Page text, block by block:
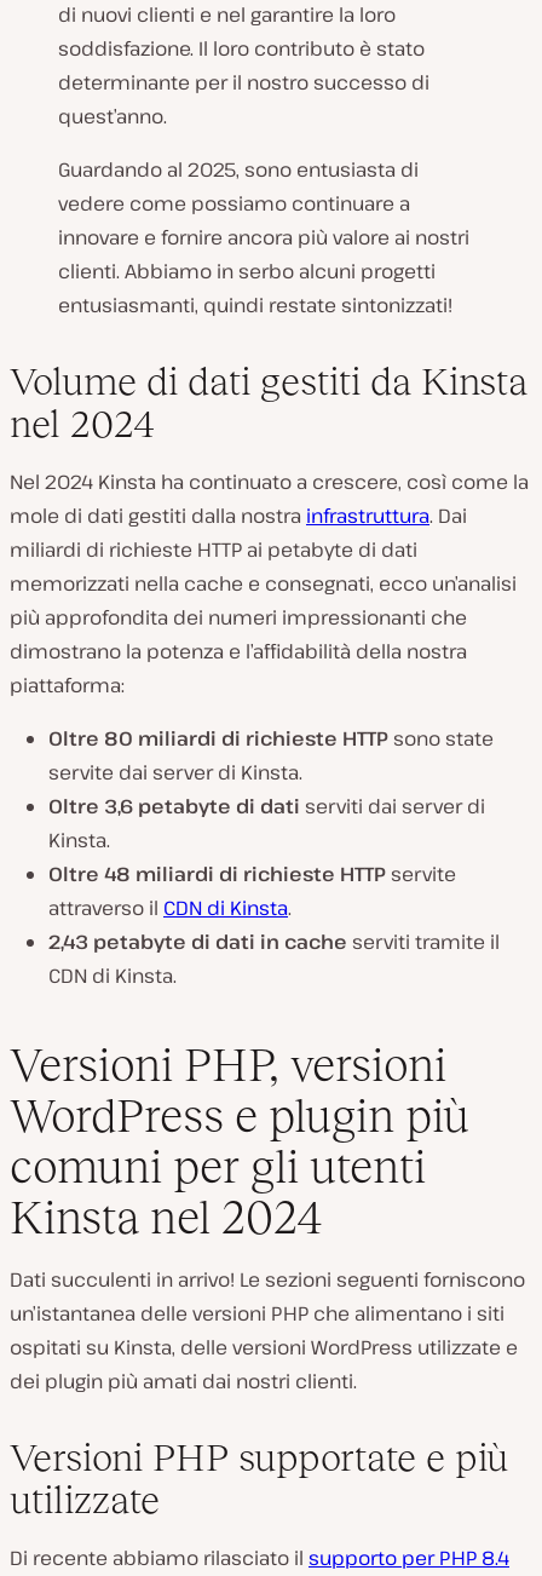
di nuovi clienti e nel garantire la loro
soddisfazione. Il loro contributo è stato
determinante per il nostro successo di
quest’anno.
Guardando al 2025, sono entusiasta di
vedere come possiamo continuare a
innovare e fornire ancora più valore ai nostri
clienti. Abbiamo in serbo alcuni progetti
entusiasmanti, quindi restate sintonizzati!
Volume di dati gestiti da Kinsta
nel 2024
Nel 2024 Kinsta ha continuato a crescere, così come la
mole di dati gestiti dalla nostra infrastruttura. Dai
miliardi di richieste HTTP ai petabyte di dati
memorizzati nella cache e consegnati, ecco un’analisi
più approfondita dei numeri impressionanti che
dimostrano la potenza e l’affidabilità della nostra
piattaforma:
Oltre 80 miliardi di richieste HTTP sono state
servite dai server di Kinsta.
Oltre 3,6 petabyte di dati serviti dai server di
Kinsta.
Oltre 48 miliardi di richieste HTTP servite
attraverso il CDN di Kinsta.
2,43 petabyte di dati in cache serviti tramite il
CDN di Kinsta.
Versioni PHP, versioni
WordPress e plugin più
comuni per gli utenti
Kinsta nel 2024
Dati succulenti in arrivo! Le sezioni seguenti forniscono
un’istantanea delle versioni PHP che alimentano i siti
ospitati su Kinsta, delle versioni WordPress utilizzate e
dei plugin più amati dai nostri clienti.
Versioni PHP supportate e più
utilizzate
Di recente abbiamo rilasciato il supporto per PHP 8.4